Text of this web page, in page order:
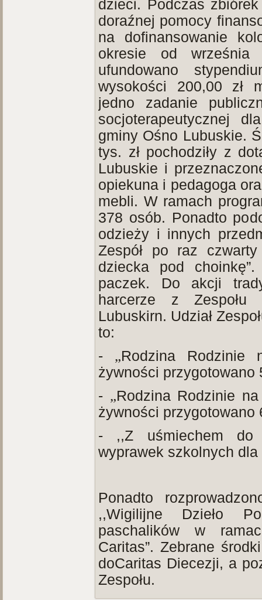
dzieci. Podczas
doraźnej pomocy
na dofinansowanie
okresie od
ufundowano
wysokości 200,00 zł
jedno zadanie
socjoterapeutycznej
gminy Ośno Lubuskie.
tys. zł pochodziły z
Lubuskie i
opiekuna i pedagoga
mebli. W ramach
378 osób. Ponadto
odzieży i innych
Zespół po raz
dziecka pod
paczek. Do akcji
harcerze z Zespołu
Lubuskirn. Udział
to:
- „Rodzina
żywności przygotowano
- „Rodzina Rodzinie
żywności przygotowano
- ,,Z uśmiechem do
wyprawek szkolnych dla
Ponadto
,,Wigilijne Dzieło
paschalików w
Caritas”. Zebrane
doCaritas Diecezji, a
Zespołu.